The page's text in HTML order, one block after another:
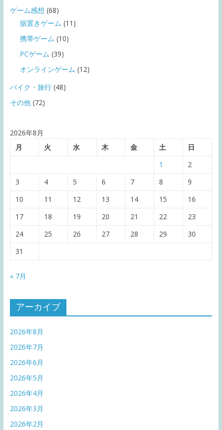
ゲーム感想 (68)
据置きゲーム (11)
携帯ゲーム (10)
PCゲーム (39)
オンラインゲーム (12)
バイク・旅行(48)
その他(72)
2026年8月
月
火 水 木 金 土
日
1
2
3
4 5 6 7 8
9
10
11 12 13 14 15
16
17
18 19 20 21 22
23
24
25 26 27 28 29
30
31
« 7月
アーカイブ
2026年8月
2026年7月
2026年6月
2026年5月
2026年4月
2026年3月
2026年2月